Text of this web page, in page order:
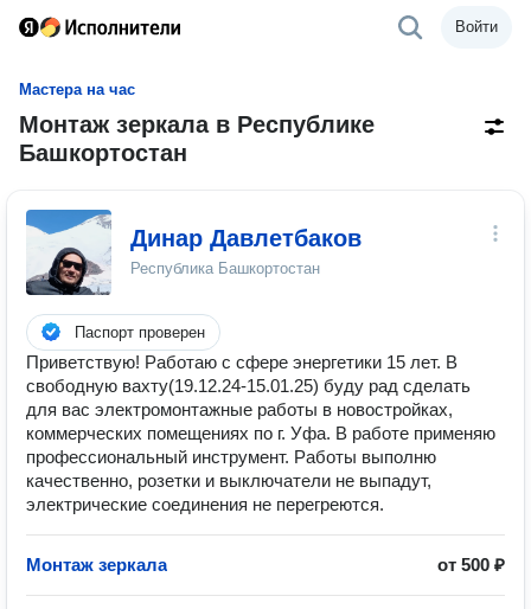
Войти
Мастера на час
Монтаж зеркала в Республике
Башкортостан
Динар Давлетбаков
Республика Башкортостан
Паспорт проверен
Приветствую! Работаю с сфере энергетики 15 лет. В
свободную вахту(19.12.24-15.01.25) буду рад сделать
для вас электромонтажные работы в новостройках,
коммерческих помещениях по г. Уфа. В работе применяю
профессиональный инструмент. Работы выполню
качественно, розетки и выключатели не выпадут,
электрические соединения не перегреются.
Монтаж зеркала от 500 ₽